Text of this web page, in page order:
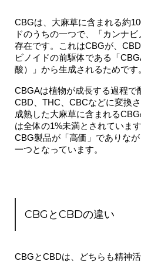
CBGは、大麻草に含まれる約
ドのうちの一つで、「カンナ
存在です。これはCBGが、
ビノイドの前駆体である「
酸）」から生成されるためです
CBGAは植物が成長する過程で
CBD、THC、CBCなどに変換
成熟した大麻草に含まれる
は全体の1%未満とされていま
CBG製品が「高価」でありな
一つとなっています。
CBGとCBDの違い
CBGとCBDは、どちらも精神